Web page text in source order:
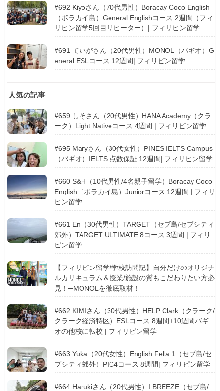
#692 Kiyoさん（70代男性）Boracay Coco English
（ボラカイ島）General Englishコース 2週間（フィ
リピン留学5回目リピーター）| フィリピン留学
#691 ていがさん（20代男性）MONOL（バギオ）G
eneral ESLコース 12週間| フィリピン留学
人気の記事
#659 しそさん（20代男性）HANA Academy（クラ
ーク）Light Nativeコース 4週間 | フィリピン留学
#695 Maryさん（30代女性）PINES IELTS Campus
（バギオ）IELTS 点数保証 12週間| フィリピン留学
#660 S&H（10代男性/4名親子留学）Boracay Coco
English（ボラカイ島）Juniorコース 12週間 | フィリ
ピン留学
#661 En（30代男性）TARGET（セブ島/セブシティ
郊外）TARGET ULTIMATE 8コース 3週間 | フィリ
ピン留学
【フィリピン留学/学校訪問記】自分だけのオリジナ
ルカリキュラム＆授業/施設の質もこだわりたい方必
見！─MONOLを徹底取材！
#662 KIMIさん（30代男性）HELP Clark（クラーク/
クラーク経済特区）ESLコース 8週間+10週間バギ
オの他校に転校 | フィリピン留学
#663 Yuka（20代女性）English Fella 1（セブ島/セ
ブシティ郊外）PIC4コース 8週間| フィリピン留学
#664 Harukiさん（20代男性）I.BREEZE（セブ島/